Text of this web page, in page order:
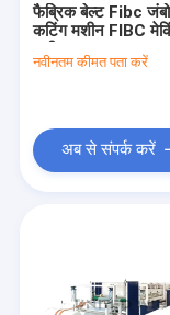
फैब्रिक बेल्ट Fibc
कटिंग मशीन FIBC
नवीनतम कीमत पता करें
अब से संपर्क करें